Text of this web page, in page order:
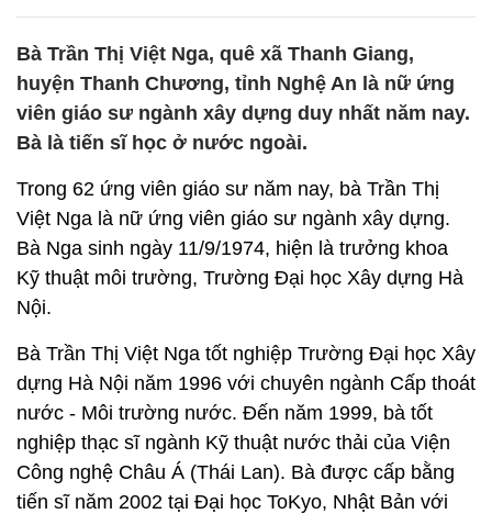
Bà Trần Thị Việt Nga, quê xã Thanh Giang,
huyện Thanh Chương, tỉnh Nghệ An là nữ ứng
viên giáo sư ngành xây dựng duy nhất năm nay.
Bà là tiến sĩ học ở nước ngoài.
Trong 62 ứng viên giáo sư năm nay, bà Trần Thị
Việt Nga là nữ ứng viên giáo sư ngành xây dựng.
Bà Nga sinh ngày 11/9/1974, hiện là trưởng khoa
Kỹ thuật môi trường, Trường Đại học Xây dựng Hà
Nội.
Bà Trần Thị Việt Nga tốt nghiệp Trường Đại học Xây
dựng Hà Nội năm 1996 với chuyên ngành Cấp thoát
nước - Môi trường nước. Đến năm 1999, bà tốt
nghiệp thạc sĩ ngành Kỹ thuật nước thải của Viện
Công nghệ Châu Á (Thái Lan). Bà được cấp bằng
tiến sĩ năm 2002 tại Đại học ToKyo, Nhật Bản với